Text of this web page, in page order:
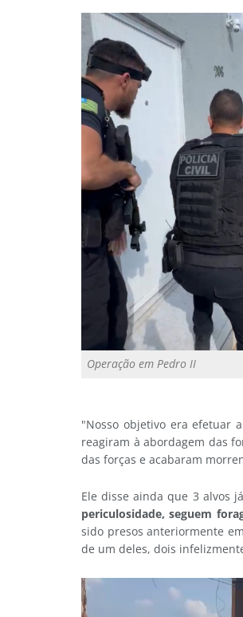
Operação em Pedro II
"Nosso objetivo era efetuar
reagiram à abordagem das
das forças e acabaram
Ele disse ainda que 3 alvos
periculosidade, seguem
sido presos anteriormente
de um deles, dois